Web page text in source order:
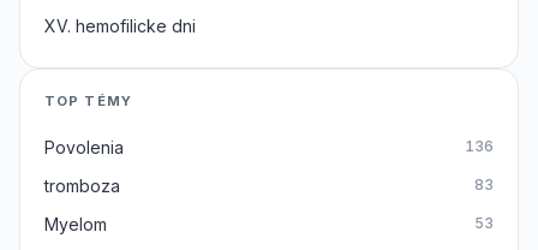
XV. hemofilicke dni
TOP TÉMY
Povolenia 136
tromboza 83
Myelom 53